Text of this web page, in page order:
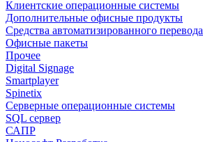
Клиентские операционные системы
Дополнительные офисные продукты
Средства автоматизированного перевода
Офисные пакеты
Прочее
Digital Signage
Smartplayer
Spinetix
Серверные операционные системы
SQL сервер
САПР